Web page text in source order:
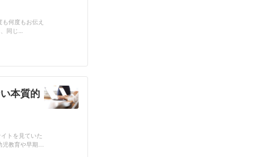
何度もお伝え
同じ...
本質的
トを見ていた
児教育や早期